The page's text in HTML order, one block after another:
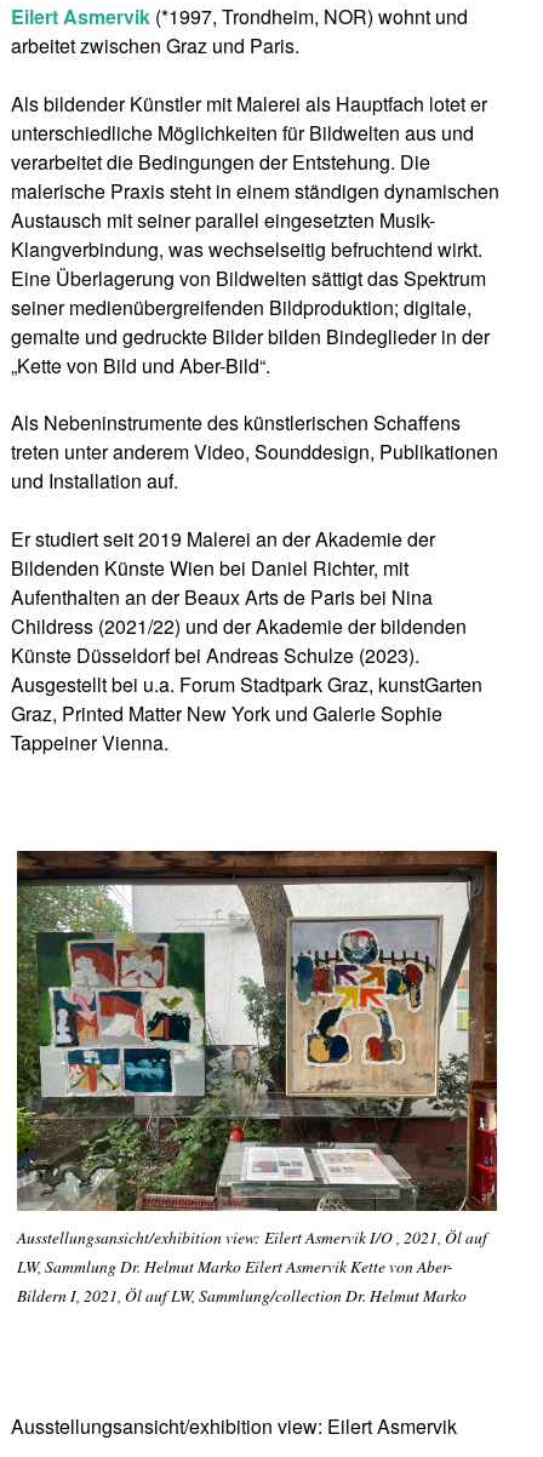
Eilert Asmervik (*1997, Trondheim, NOR) wohnt und
arbeitet zwischen Graz und Paris.
Als bildender Künstler mit Malerei als Hauptfach lotet er
unterschiedliche Möglichkeiten für Bildwelten aus und
verarbeitet die Bedingungen der Entstehung. Die
malerische Praxis steht in einem ständigen dynamischen
Austausch mit seiner parallel eingesetzten Musik-
Klangverbindung, was wechselseitig befruchtend wirkt.
Eine Überlagerung von Bildwelten sättigt das Spektrum
seiner medienübergreifenden Bildproduktion; digitale,
gemalte und gedruckte Bilder bilden Bindeglieder in der
„Kette von Bild und Aber-Bild“.
Als Nebeninstrumente des künstlerischen Schaffens
treten unter anderem Video, Sounddesign, Publikationen
und Installation auf.
Er studiert seit 2019 Malerei an der Akademie der
Bildenden Künste Wien bei Daniel Richter, mit
Aufenthalten an der Beaux Arts de Paris bei Nina
Childress (2021/22) und der Akademie der bildenden
Künste Düsseldorf bei Andreas Schulze (2023).
Ausgestellt bei u.a. Forum Stadtpark Graz, kunstGarten
Graz, Printed Matter New York und Galerie Sophie
Tappeiner Vienna.
Ausstellungsansicht/exhibition view: Eilert Asmervik I/O , 2021, Öl auf
LW, Sammlung Dr. Helmut Marko Eilert Asmervik Kette von Aber-
Bildern I, 2021, Öl auf LW, Sammlung/collection Dr. Helmut Marko
Ausstellungsansicht/exhibition view: Eilert Asmervik